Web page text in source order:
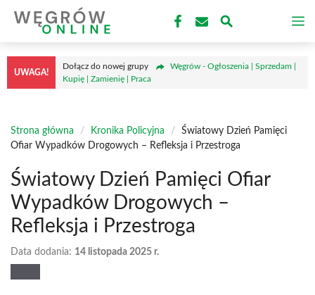
treści
UWAGA!
Dołącz do nowej grupy
Węgrów - Ogłoszenia | Sprzedam |
Kupię | Zamienię | Praca
Strona główna / Kronika Policyjna /
Światowy Dzień Pamięci
Ofiar Wypadków Drogowych – Refleksja i Przestroga
Światowy Dzień Pamięci Ofiar
Wypadków Drogowych –
Refleksja i Przestroga
Data dodania: 14 listopada 2025 r.